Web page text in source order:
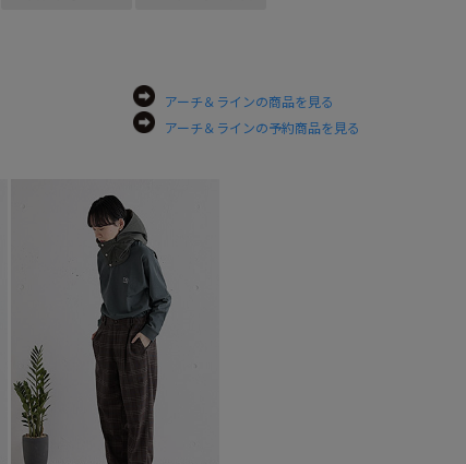
アーチ＆ラインの商品を見る
アーチ＆ラインの予約商品を見る